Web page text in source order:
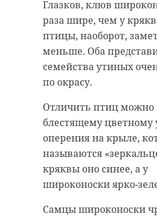
Глазков, клюв
раза шире, чем у
птицы, наоборот,
меньше. Оба
семейства утиных
по окрасу.
Отличить птиц можно
блестящему цветному
оперения на крыле,
называются
кряквы оно синее, а у
широконоски ярко-
Самцы широконоски